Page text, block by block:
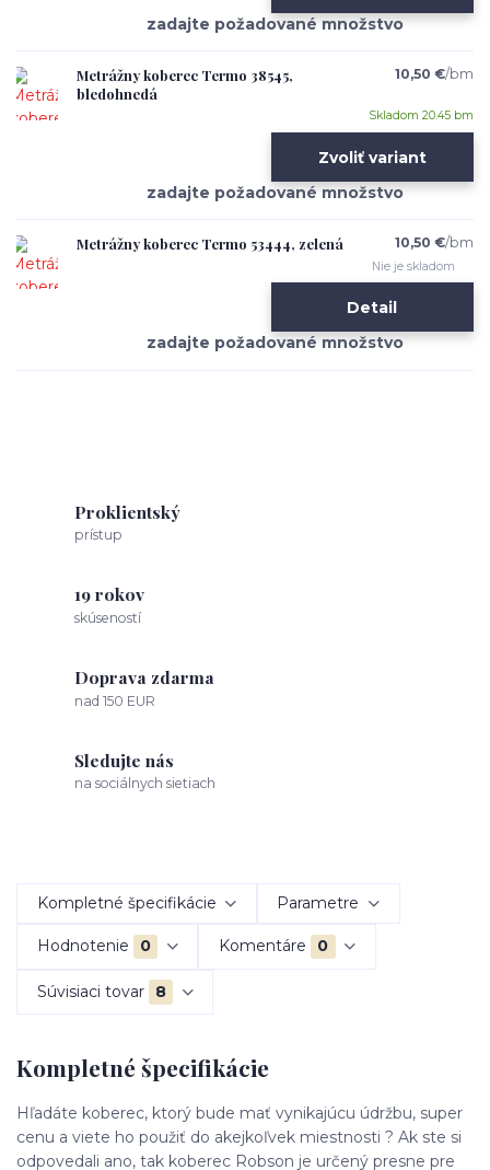
Metrážny koberec Termo 38545,
bledohnedá
10,50 €/bm
Skladom 20.45 bm
Zvoliť variant
Metrážny koberec Termo 53444, zelená 10,50 €/bm
Nie je skladom
Detail
Proklientský
prístup
19 rokov
skúseností
Doprava zdarma
nad 150 EUR
Sledujte nás
na sociálnych sietiach
Kompletné špecifikácie Parametre
Hodnotenie 0 Komentáre 0
Súvisiaci tovar 8
Kompletné špecifikácie
Hľadáte koberec, ktorý bude mať vynikajúcu údržbu, super
cenu a viete ho použiť do akejkoľvek miestnosti ? Ak ste si
odpovedali ano, tak koberec Robson je určený presne pre